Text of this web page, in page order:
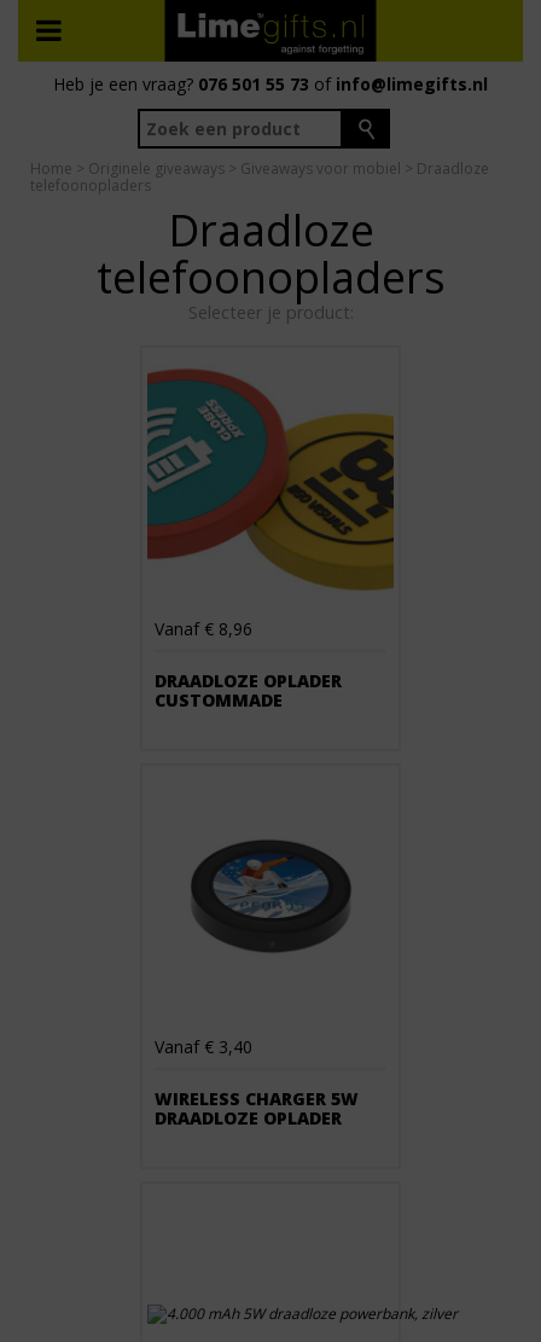
Heb je een vraag? 076 501 55 73 of info@limegifts.nl
Home > Originele giveaways > Giveaways voor mobiel > Draadloze
telefoonopladers
Draadloze
telefoonopladers
Selecteer je product:
Vanaf € 8,96
DRAADLOZE OPLADER
CUSTOMMADE
Vanaf € 3,40
WIRELESS CHARGER 5W
DRAADLOZE OPLADER